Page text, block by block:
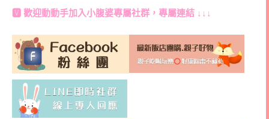
🆅 歡迎動動手加入小腹婆專屬社群 ，專屬連結 ↓↓↓